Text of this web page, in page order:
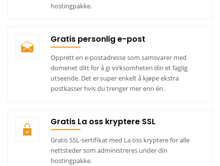
hostingpakke.
Gratis personlig e-post
Opprett en e-postadresse som samsvarer med
domenet ditt for å gi virksomheten din et faglig
utseende. Det er super enkelt å kjøpe ekstra
postkasser hvis du trenger mer enn én.
Gratis La oss kryptere SSL
Gratis SSL-sertifikat med La oss kryptere for alle
nettsteder som administreres under din
hostingpakke.